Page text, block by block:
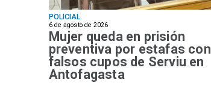
POLICIAL
6 de agosto de 2026
Mujer queda en prisión
preventiva por estafas con
falsos cupos de Serviu en
Antofagasta